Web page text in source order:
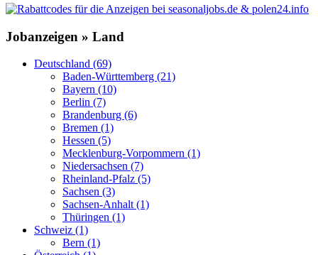
Jobanzeigen » Land
Deutschland (69)
Baden-Württemberg (21)
Bayern (10)
Berlin (7)
Brandenburg (6)
Bremen (1)
Hessen (5)
Mecklenburg-Vorpommern (1)
Niedersachsen (7)
Rheinland-Pfalz (5)
Sachsen (3)
Sachsen-Anhalt (1)
Thüringen (1)
Schweiz (1)
Bern (1)